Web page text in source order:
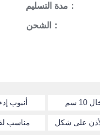
مدة التسليم：
الشحن：
أنبوب سم
مناسب